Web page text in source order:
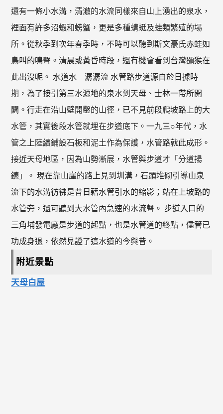
還有一條小水溝，清澈的水流同樣來自山上湧出的泉水，
裡面有許多沼蝦和螃蟹，更是多種蜻蜓及蛙類繁殖的場
所。從秋季到次年春季時，不時可以聽到斯文豪氏赤蛙如
鳥叫的鳴聲。清晨或黃昏時段，還有機會看到台灣獼猴在
此出沒呢。 水道水 潺潺流 水管路步道源自於日據時
期，為了接引第三水源地的泉水到天母、士林一帶所開
闢。行走在沿山壁開鑿的山徑，已不見前段爬坡路上的大
水管，其實後段水管就埋在步道底下。一九三○年代，水
管之上陸續鋪設石板和泥土作為保護，水管路就此成形。
接近天母地區，因為山勢漸展，水管與步道才「分道揚
鑣」。 現在靠山崖的路上見到圳溝，石頭堆砌引導山泉
流下的水溝彷彿是昔日藉水管引水的縮影；站在上坡路的
水管旁，還可聽到大水管內急速的水流聲。 步道入口的
三角埔發電廠是步道的起點，也是水管道的終點，儘管已
功成身退，依然見證了這水道的今與昔。
附近景點
天母白屋